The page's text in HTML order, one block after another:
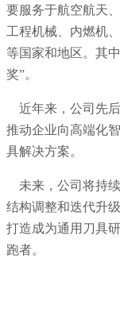
要服务于航空航天
工程机械、内燃机
等国家和地区。其
奖”。
近年来，公司先后
推动企业向高端化
具解决方案。
未来，公司将持
结构调整和迭代升
打造成为通用刀具
跑者。